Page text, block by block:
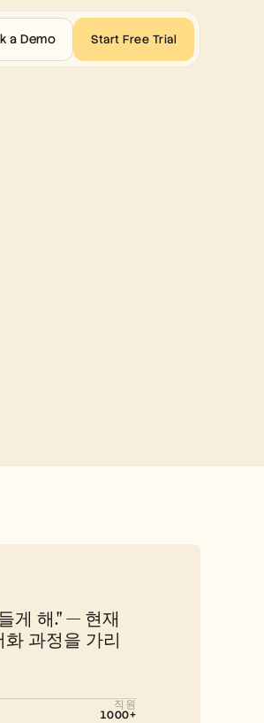
게 해." — 현재
과정을 가리
직원
1000+
a Demo Start Free Trial